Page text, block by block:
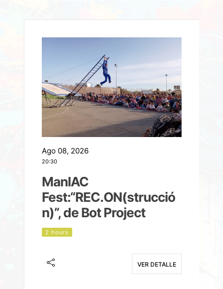
Ago 08, 2026
20:30
ManIAC
Fest:“REC.ON(strucció
n)”, de Bot Project
2 hours
VER DETALLE